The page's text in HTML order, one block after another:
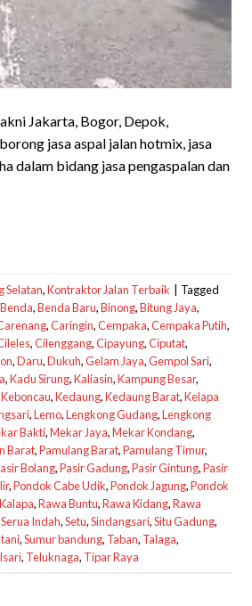
Jakarta, Bogor, Depok,
jasa aspal jalan hotmix, jasa
dalam bidang jasa pengaspalan dan
Selatan,Kontraktor Jalan Terbaik
Tagged
Benda,Benda Baru,Binong,Bitung Jaya,
,Caringin,Cempaka,Cempaka Putih,
,Cilenggang,Cipayung,Ciputat,
,Daru,Dukuh,Gelam Jaya,Gempol Sari,
,Kadu Sirung,Kaliasin,Kampung Besar,
Keboncau,Kedaung,Kedaung Barat,Kelapa
,Lemo,Lengkong Gudang,Lengkong
Bakti,Mekar Jaya,Mekar Kondang,
Barat,Pamulang Barat,Pamulang Timur,
Bolang,Pasir Gadung,Pasir Gintung,Pasir
,Pondok Cabe Udik,Pondok Jagung,Pondok
,Rawa Buntu,Rawa Kidang,Rawa
Serua Indah,Setu,Sindangsari,Situ Gadung,
,Sumur bandung, Taban, Talaga,
, Teluknaga, Tipar Raya